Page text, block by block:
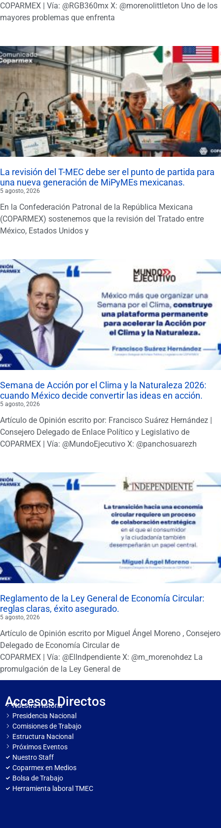
COPARMEX | Vía: @RGB360mx X: @morenolittleton Uno de los
mayores problemas que enfrenta
La revisión del T-MEC debe ser el punto de partida para
una nueva generación de MiPyMEs mexicanas.
5 agosto, 2026
En la Confederación Patronal de la República Mexicana
(COPARMEX) sostenemos que la revisión del Tratado entre
México, Estados Unidos y
Semana de Acción por el Clima y la Naturaleza 2026:
cuando México decide convertir las ideas en acción.
5 agosto, 2026
Artículo de Opinión escrito por: Francisco Suárez Hernández |
Consejero Delegado de Enlace Político y Legislativo de
COPARMEX | Vía: @MundoEjecutivo X: @panchosuarezh
Reglamento de la Ley General de Economía Circular:
reglas claras, éxito asegurado.
5 agosto, 2026
Artículo de Opinión escrito por Miguel Ángel Moreno , Consejero
Delegado de Economía Circular de
COPARMEX | Vía: @ElIndpendiente X: @m_morenohdez La
promulgación de la Ley General de
Accesos Directos
Nuestra Historia
Presidencia Nacional
Comisiones de Trabajo
Estructura Nacional
Próximos Eventos
Nuestro Staff
Coparmex en Medios
Bolsa de Trabajo
Herramienta laboral TMEC